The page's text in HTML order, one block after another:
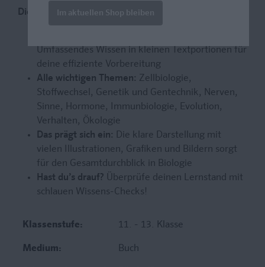
Die optimale Abi-Vorbereitung
Umfassendes Wissen in kleinen Textportionen für
deine effiziente Vorbereitung
Alle wichtigen Themen: Zellbiologie,
Stoffwechsel, Genetik und Gentechnik, Nerven,
Sinne, Hormone, Immunbiologie, Evolution,
Verhalten, Ökologie
Das prägt sich ein: Die klare Darstellung mit
vielen Illustrationen, Grafiken und Bildern sorgt
für den Gesamtdurchblick in Biologie
Hast du’s drauf? Überprüfe deinen Lernstand mit
schlauen Wissens-Checks!
Klassenstufe: 11. - 13. Klasse
Medium: Buch
Im aktuellen Shop bleiben